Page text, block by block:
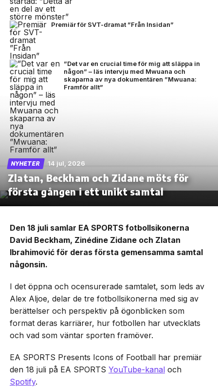
Premiär för SVT-dramat ”Från Insidan”
”Det var en crucial time för mig att släppa in
någon” – läs intervju med Mwuana och
skaparna av nya dokumentären ”Mwuana:
Framför allt”
NYHETER 14 jul, 2026
Zlatan, Beckham och Zidane möts för
första gången i ett unikt samtal
Den 18 juli samlar EA SPORTS fotbollsikonerna
David Beckham, Zinédine Zidane och Zlatan
Ibrahimović för deras första gemensamma samtal
någonsin.
I det öppna och ocensurerade samtalet, som leds av
Alex Aljoe, delar de tre fotbollsikonerna med sig av
berättelser och perspektiv på ögonblicken som
format deras karriärer, hur fotbollen har utvecklats
och vad som väntar sporten framöver.
EA SPORTS Presents Icons of Football har premiär
den 18 juli på EA SPORTS YouTube-kanal och
Spotify.